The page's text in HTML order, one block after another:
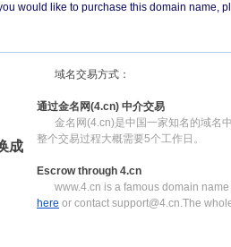
would like to purchase this domain name,
成
域名交易方式：
通过金名网(4.cn) 中介交易
金名网(4.cn)是中国一家知名的域名
整个交易过程大概需要5个工作日。
Escrow through 4.cn
www.4.cn is a famous domain
here or contact support@4.cn.The